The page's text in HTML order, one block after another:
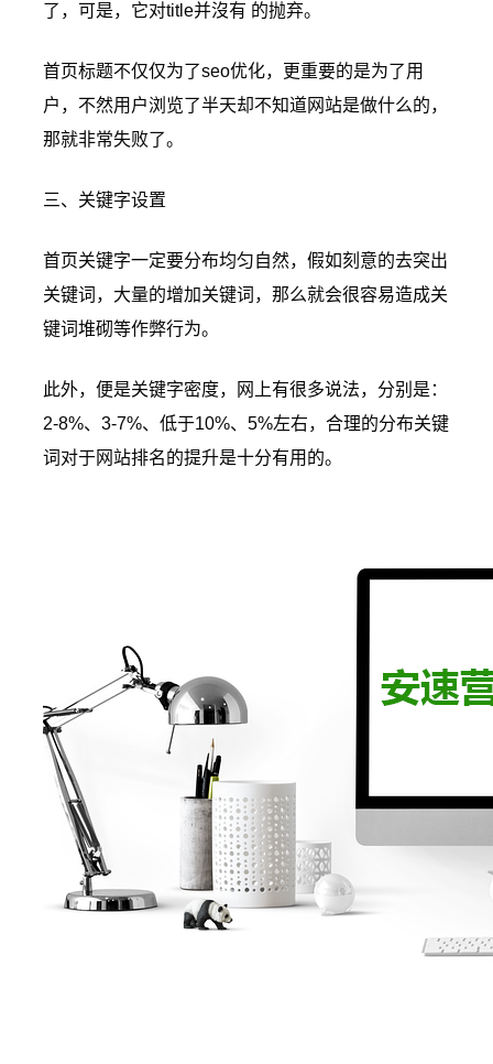
了，可是，它对title并沒有 的抛弃。
首页标题不仅仅为了seo优化，更重要的是为了用
户，不然用户浏览了半天却不知道网站是做什么的，
那就非常失败了。
三、关键字设置
首页关键字一定要分布均匀自然，假如刻意的去突出
关键词，大量的增加关键词，那么就会很容易造成关
键词堆砌等作弊行为。
此外，便是关键字密度，网上有很多说法，分别是：
2-8%、3-7%、低于10%、5%左右，合理的分布关键
词对于网站排名的提升是十分有用的。